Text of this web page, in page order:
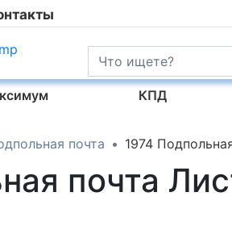
КПД
почта 1974
почта